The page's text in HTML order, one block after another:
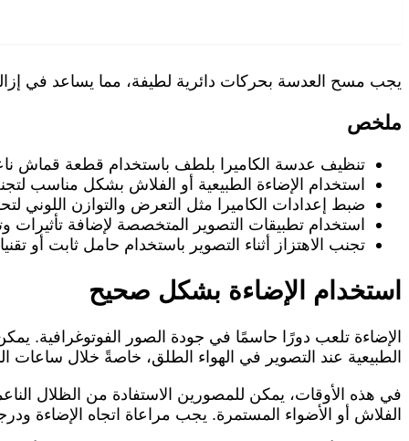
يجب مسح العدسة بحركات دائرية لطيفة، مما يساعد في
ملخص
تنظيف عدسة الكاميرا بلطف باستخدام قطعة قماش
استخدام الإضاءة الطبيعية أو الفلاش بشكل مناسب
ضبط إعدادات الكاميرا مثل التعرض والتوازن اللوني
استخدام تطبيقات التصوير المتخصصة لإضافة تأثيرات
تجنب الاهتزاز أثناء التصوير باستخدام حامل ثابت أو
استخدام الإضاءة بشكل صحيح
الإضاءة تلعب دورًا حاسمًا في جودة الصور الفوتوغرافية.
الطبيعية عند التصوير في الهواء الطلق، خاصةً خلال ساعات
في هذه الأوقات، يمكن للمصورين الاستفادة من الظلال
الفلاش أو الأضواء المستمرة. يجب مراعاة اتجاه الإضاءة